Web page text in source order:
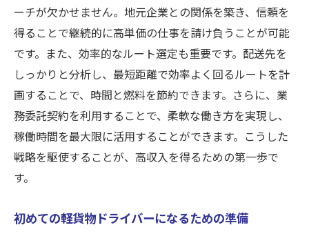
を実現
業務委託契約のメリットと活用法
昭島市での柔軟な働き方の選択肢
契約を通じて高収入を得るためのヒント
業務委託で自由度の高い働き方を実現
収入を確保するための契約交渉術
業務委託を活用した持続可能な稼ぎ方
繁忙期を最大限に活用するための計画
ーチが欠かせません。地元企業との関係を築き、信頼を
得ることで継続的に高単価の仕事を請け負うことが可能
です。また、効率的なルート選定も重要です。配送先を
しっかりと分析し、最短距離で効率よく回るルートを計
画することで、時間と燃料を節約できます。さらに、業
務委託契約を利用することで、柔軟な働き方を実現し、
稼働時間を最大限に活用することができます。こうした
戦略を駆使することが、高収入を得るための第一歩で
す。
初めての軽貨物ドライバーになるための準備